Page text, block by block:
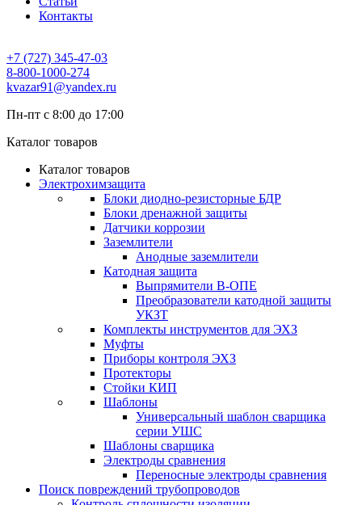
Контакты
+7 (727) 345-47-03
8-800-1000-274
kvazar91@yandex.ru
Пн-пт с 8:00 до 17:00
Каталог товаров
Каталог товаров
Электрохимзащита
Блоки диодно-резисторные БДР
Блоки дренажной защиты
Датчики коррозии
Заземлители
Анодные заземлители
Катодная защита
Выпрямители В-ОПЕ
Преобразователи катодной защиты
УКЗТ
Комплекты инструментов для ЭХЗ
Муфты
Приборы контроля ЭХЗ
Протекторы
Стойки КИП
Шаблоны
Универсальный шаблон сварщика
серии УШС
Шаблоны сварщика
Электроды сравнения
Переносные электроды сравнения
Поиск повреждений трубопроводов